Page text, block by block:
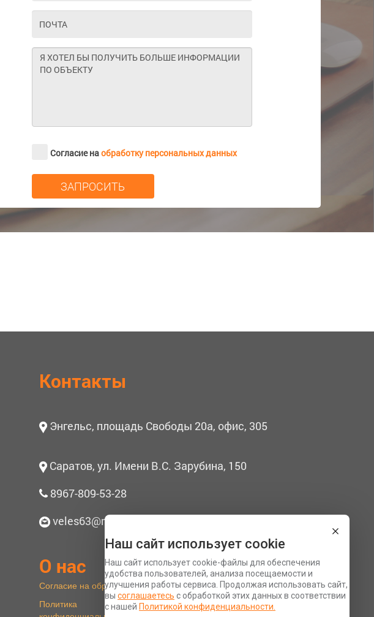
Согласие наобработку персональных данных
Контакты
Энгельс, площадь Свободы 20а, офис, 305
Саратов, ул. Имени В.С. Зарубина, 150
8967-809-53-28
veles63@mail.ru
О нас
Согласие на обработку персональных данных
Политика
Разработка сайта Space App
Наш сайт использует cookie
Наш сайт использует cookie-файлы для обеспечения
удобства пользователей, анализа посещаемости и
улучшения работы сервиса. Продолжая использовать сайт,
вы соглашаетесь с обработкой этих данных в соответствии
с нашей Политикой конфиденциальности.